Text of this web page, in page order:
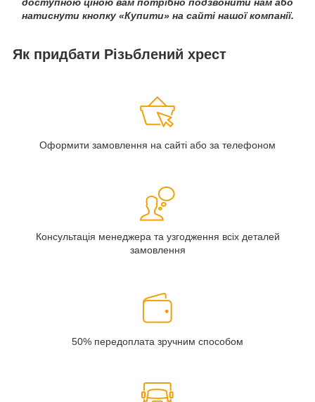
натиснути кнопку «Купити» на сайті нашої компанії.
Як придбати Різьблений хрест
Оформити замовлення на сайті або за телефоном
Консультація менеджера та узгодження всіх деталей
замовлення
50% передоплата зручним способом